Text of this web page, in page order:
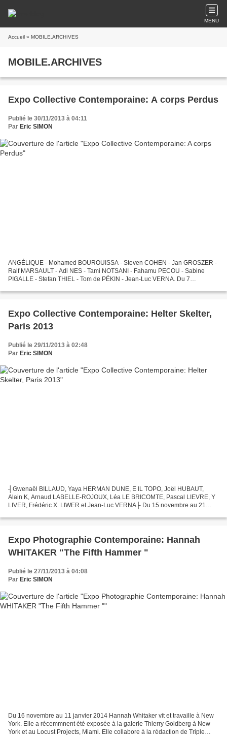
MENU
Accueil » MOBILE.ARCHIVES
MOBILE.ARCHIVES
Expo Collective Contemporaine: A corps Perdus
Publié le 30/11/2013 à 04:11
Par Eric SIMON
ANGÉLIQUE - Mohamed BOUROUISSA - Steven COHEN - Jan GROSZER -
Ralf MARSAULT - Adi NES - Tami NOTSANI - Fahamu PECOU - Sabine
PIGALLE - Stefan THIEL - Tom de PÉKIN - Jean-Luc VERNA. Du 7
Expo Collective Contemporaine: Helter Skelter,
Paris 2013
Publié le 29/11/2013 à 02:48
Par Eric SIMON
┤Gwenaël BILLAUD, Yaya HERMAN DUNE, E IL TOPO, Joël HUBAUT,
Alain K, Arnaud LABELLE-ROJOUX, Léa LE BRICOMTE, Pascal LIEVRE, Y
LIVER, Frédéric X. LIWER et Jean-Luc VERNA├ Du 15 novembre au 21
Expo Photographie Contemporaine: Hannah
WHITAKER "The Fifth Hammer "
Publié le 27/11/2013 à 04:08
Par Eric SIMON
Du 16 novembre au 11 janvier 2014 Hannah Whitaker vit et travaille à New
York. Elle a récemmnent été exposée à la galerie Thierry Goldberg à New
York et au Locust Projects, Miami. Elle collabore à la rédaction de Triple